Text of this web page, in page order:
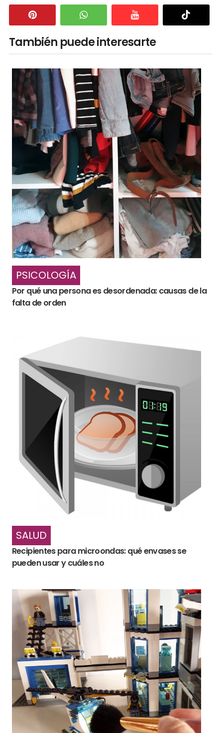
También puede interesarte
PSICOLOGÍA
Por qué una persona es desordenada: causas de la
falta de orden
SALUD
Recipientes para microondas: qué envases se
pueden usar y cuáles no